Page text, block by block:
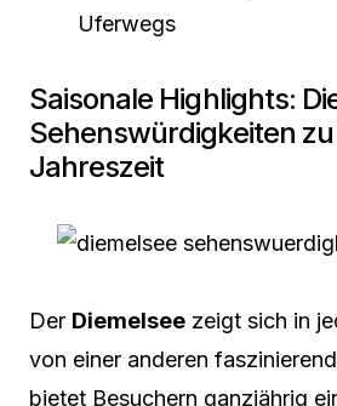
Uferwegs
Saisonale Highlights:
Sehenswürdigkeiten
Jahreszeit
Der Diemelsee zeigt sich in
von einer anderen
bietet Besuchern ganzjährig